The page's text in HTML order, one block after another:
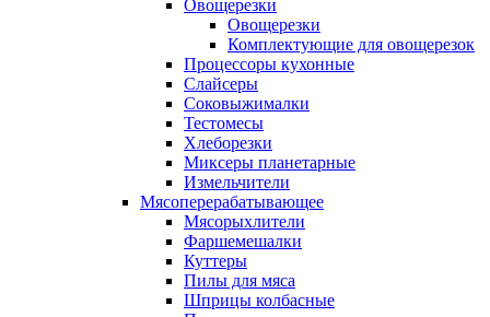
Овощерезки
Овощерезки
Комплектующие для овощерезок
Процессоры кухонные
Слайсеры
Соковыжималки
Тестомесы
Хлеборезки
Миксеры планетарные
Измельчители
Мясоперерабатывающее
Мясорыхлители
Фаршемешалки
Куттеры
Пилы для мяса
Шприцы колбасные